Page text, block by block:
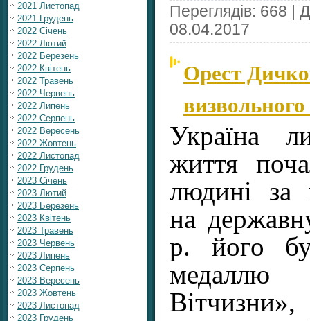
2021 Листопад
2021 Грудень
2022 Січень
2022 Лютий
2022 Березень
2022 Квітень
2022 Травень
2022 Червень
2022 Липень
2022 Серпень
2022 Вересень
2022 Жовтень
2022 Листопад
2022 Грудень
2023 Січень
2023 Лютий
2023 Березень
2023 Квітень
2023 Травень
2023 Червень
2023 Липень
2023 Серпень
2023 Вересень
2023 Жовтень
2023 Листопад
2023 Грудень
Переглядів: 668 |
08.04.2017
Орест
Україна
життя
людині за
на
р. його